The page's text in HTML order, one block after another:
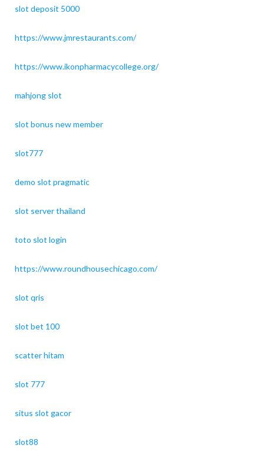
slot deposit 5000
https://www.jmrestaurants.com/
https://www.ikonpharmacycollege.org/
mahjong slot
slot bonus new member
slot777
demo slot pragmatic
slot server thailand
toto slot login
https://www.roundhousechicago.com/
slot qris
slot bet 100
scatter hitam
slot 777
situs slot gacor
slot88